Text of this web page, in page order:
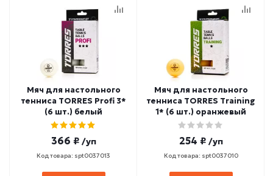
Мяч для настольного
тенниса TORRES Profi 3*
(6 шт.) белый
366 ₽ /уп
Код товара: spt0037013
Мяч для настольного
тенниса TORRES Training
1* (6 шт.) оранжевый
254 ₽ /уп
Код товара: spt0037010